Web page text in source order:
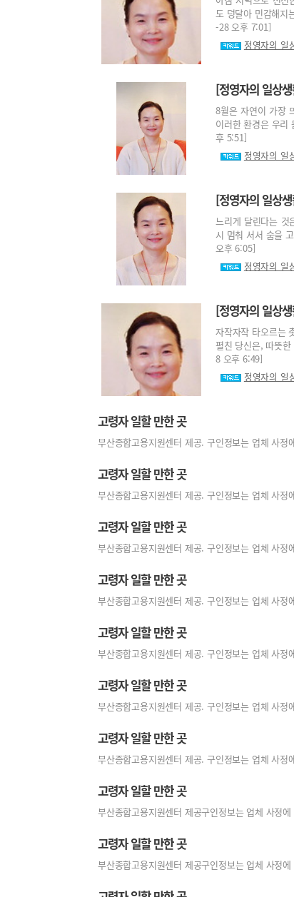
도 덩달아 민감해
-28 오후 7:01]
정영자의 일
[정영자의 일상
8월은 자연이 가장
이러한 환경은 우
후 5:51]
정영자의 일
[정영자의 일상
느리게 달린다는 것
시 멈춰 서서 숨을
오후 6:05]
정영자의 일
[정영자의 일상
자작자작 타오르는
펼친 당신은, 따뜻
8 오후 6:49]
정영자의 일
고령자 일할 만한 곳
부산종합고용지원센터 제공. 구인정보는 업체 사
고령자 일할 만한 곳
부산종합고용지원센터 제공. 구인정보는 업체 사
고령자 일할 만한 곳
부산종합고용지원센터 제공. 구인정보는 업체 사
고령자 일할 만한 곳
부산종합고용지원센터 제공. 구인정보는 업체 사
고령자 일할 만한 곳
부산종합고용지원센터 제공. 구인정보는 업체 사
고령자 일할 만한 곳
부산종합고용지원센터 제공. 구인정보는 업체 사
고령자 일할 만한 곳
부산종합고용지원센터 제공. 구인정보는 업체 사
고령자 일할 만한 곳
부산종합고용지원센터 제공구인정보는 업체 사
고령자 일할 만한 곳
부산종합고용지원센터 제공구인정보는 업체 사